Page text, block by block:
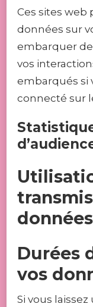
Ces sites web
données sur
embarquer
vos
embarqués si
connecté sur
Durées
vos
Si vous